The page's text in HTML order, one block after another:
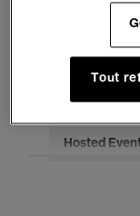
Pour tous
Hosted
Tout